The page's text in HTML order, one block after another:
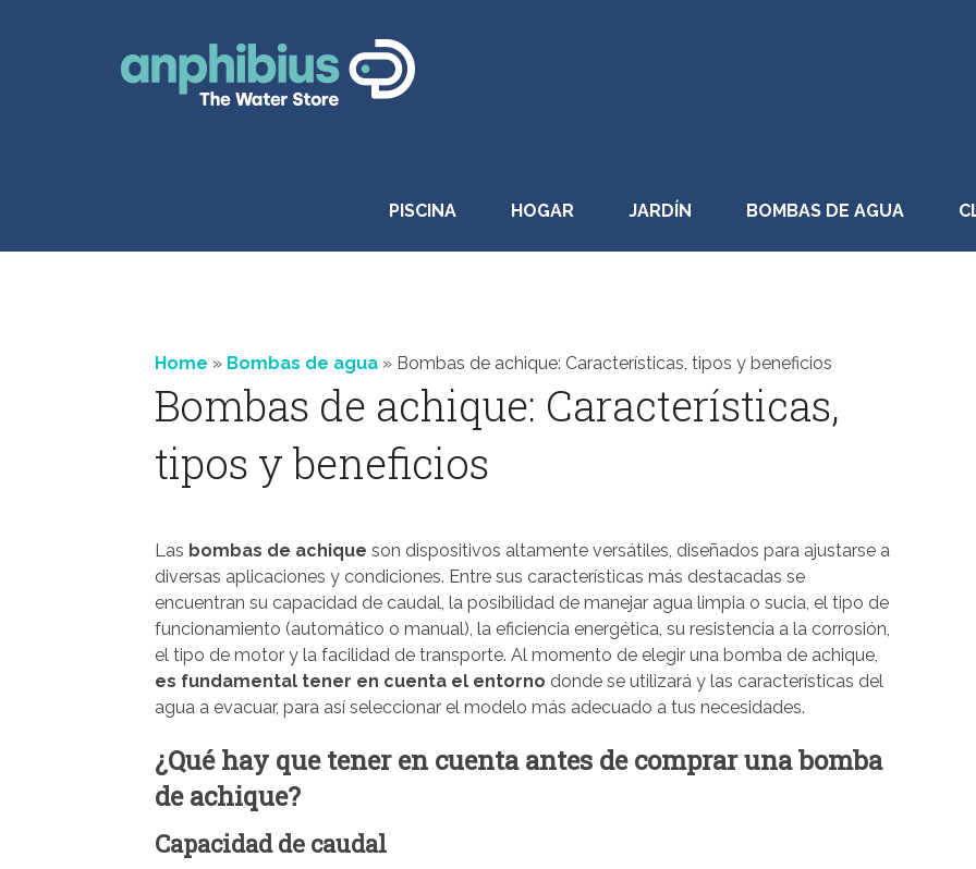
PISCINA HOGAR JARDÍN BOMBAS DE AGUA
Home » Bombas de agua » Bombas de achique: Características, tipos y beneficios
Bombas de achique: Características,
tipos y beneficios
Las bombas de achique son dispositivos altamente versátiles, diseñados para ajustarse a
diversas aplicaciones y condiciones. Entre sus características más destacadas se
encuentran su capacidad de caudal, la posibilidad de manejar agua limpia o sucia, el tipo de
funcionamiento (automático o manual), la eficiencia energética, su resistencia a la corrosión,
el tipo de motor y la facilidad de transporte. Al momento de elegir una bomba de achique,
es fundamental tener en cuenta el entorno donde se utilizará y las características del
agua a evacuar, para así seleccionar el modelo más adecuado a tus necesidades.
¿Qué hay que tener en cuenta antes de comprar una bomba
de achique?
Capacidad de caudal